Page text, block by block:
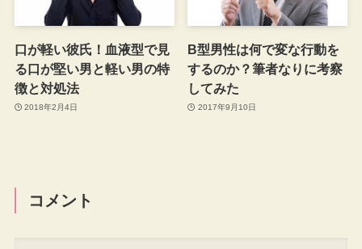
口が軽い彼氏！血液型で見
る口が堅い男と軽い男の特
徴と対処法
2018年2月4日
B型男性は何で変な行動を
するのか？筆者なりに考察
してみた
2017年9月10日
コメント